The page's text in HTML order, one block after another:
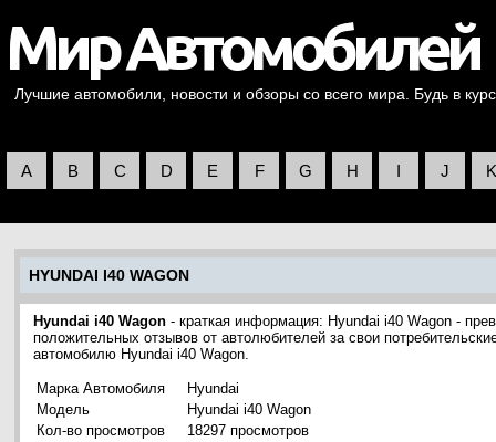
Лучшие автомобили, новости и обзоры со всего мира. Будь в
A B C D E F G H I J K
HYUNDAI I40 WAGON
Hyundai i40 Wagon - краткая информация: Hyundai i40 Wagon -
положительных отзывов от автолюбителей за свои
автомобилю Hyundai i40 Wagon.
Марка Автомобиля
Hyundai
Модель
Hyundai i40 Wagon
Кол-во просмотров
18297 просмотров